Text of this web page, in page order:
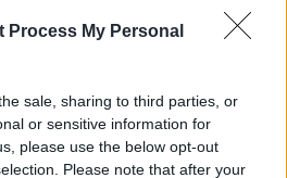
Process My Personal
sale, sharing to third parties, or
or sensitive information for
please use the below opt-out
Please note that after your